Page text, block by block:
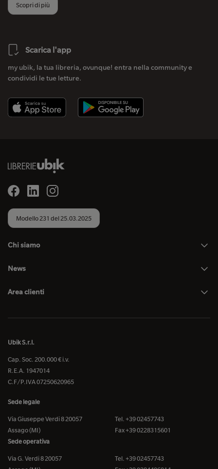
Scopri di più
Scarica l'app
my ubik, la tua libreria, ovunque! entra nella community e
condividi le tue letture.
Modello 231 del 25.03.2025
Chi siamo
News
Area clienti
Ubik S.r.l.
Cap. Soc. 200.000 € i.v.
R.E.A. 1947014
C.F/P.IVA 07250620965
Sede legale
Via Giuseppe Verdi 8 20057
Assago (MI)
Tel. +39 02457743
Fax +39 0228315601
Sede operativa
Via G. Verdi 8 20057
Tel. +39 02457743